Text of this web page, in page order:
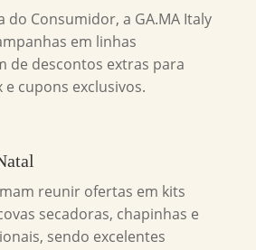
do Consumidor, a GA.MA Italy
em linhas
de descontos extras para
e cupons exclusivos.
reunir ofertas em kits
secadoras, chapinhas e
sendo excelentes